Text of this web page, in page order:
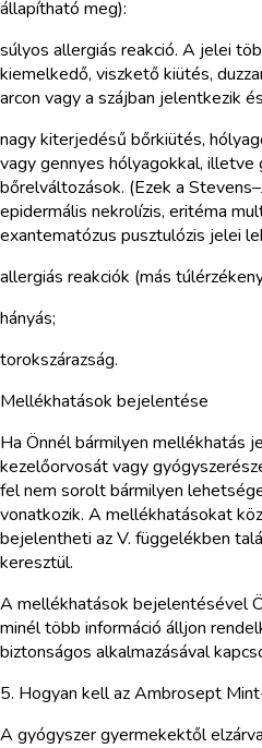
állapítható meg):
súlyos allergiás reakció. A jelei
kiemelkedő, viszkető kiütés,
arcon vagy a szájban jelentkezik
nagy kiterjedésű bőrkiütés,
vagy gennyes hólyagokkal, illetve
bőrelváltozások. (Ezek a
epidermális nekrolízis, eritéma
exantematózus pusztulózis jelei
allergiás reakciók (más
hányás;
torokszárazság.
Mellékhatások bejelentése
Ha Önnél bármilyen mellékhatás
kezelőorvosát vagy
fel nem sorolt bármilyen
vonatkozik. A mellékhatásokat
bejelentheti az V. függelékben
keresztül.
A mellékhatások bejelentésével
minél több információ álljon
biztonságos alkalmazásával
5. Hogyan kell az Ambrosept
A gyógyszer gyermekektől